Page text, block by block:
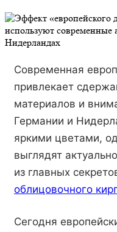
Современная
привлекает
материалов и
Германии и
яркими цветами,
выглядят
из главных
облицовочного
Сегодня